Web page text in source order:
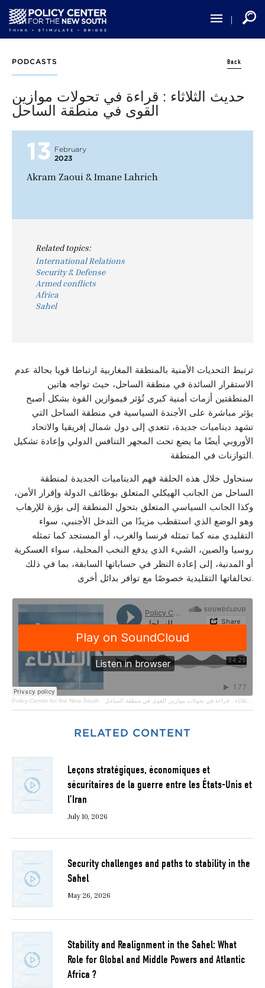
main
content
PODCASTS Back
حديث الثلاثاء : قراءة في تحولات موازين
القوى في منطقة الساحل
13
February
2023
Akram Zaoui & Imane Lahrich
Related topics:
International Relations
Security & Defense
Armed conflicts
Africa
Sahel
ترتبط التحديات الأمنية بالمنطقة المغاربية ارتباطا قويا بحالة عدم
الاستقرار السائدة في منطقة الساحل، حيث تواجه هاتين
المنطقتين أزمات أمنية كبرى تُؤثر فيموازين القوة بشكل أصبح
يؤثر مباشرة على الأجندة السياسية في منطقة الساحل التي
تشهد ديناميات جديدة، تتعدي إلى دول شمال إفريقيا والاتحاد
الأوروبي أيضًا ما يضع تحت المجهر التنافس الدولي وإعادة تشكيل
التوازنات في المنطقة.
سنحاول خلال هذه الحلقة فهم الديناميات الجديدة لمنطقة
الساحل من الجانب الهيكلي المتعلق بوظائف الدولة وإقرار الأمن،
وكذا الجانب السياسي المتعلق بتحول المنطقة إلى بؤرة للإرهاب
وهو الوضع الذي استقطب مزيدًا من التدخل الأجنبي، سواء
التقليدي منه كما تمثله فرنسا والغرب، أو المستجد كما تمثله
روسيا والصين، الشيء الذي يدفع النخب المحلية، سواء العسكرية
أو المدنية، إلى إعادة النظر في حساباتها السابقة، بما في ذلك
تحالفاتها التقليدية خصوصًا مع توافر بدائل أخرى.
Policy Center for the New South · حديث الثلاثاء : قراءة في تحولات موازين القوى في منطقة الساحل
RELATED CONTENT
Leçons stratégiques, économiques et
sécuritaires de la guerre entre les États-Unis et
l’Iran
July 10, 2026
Security challenges and paths to stability in the
Sahel
May 26, 2026
Stability and Realignment in the Sahel: What
Role for Global and Middle Powers and Atlantic
Africa ?